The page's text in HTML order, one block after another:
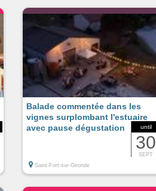
until
30
SEPT
Balade commentée dans les
vignes surplombant l'estuaire
avec pause dégustation
Saint-Fort-sur-Gironde